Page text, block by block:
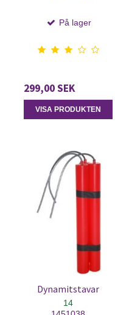
På lager
299,00 SEK
VISA PRODUKTEN
Dynamitstavar
14